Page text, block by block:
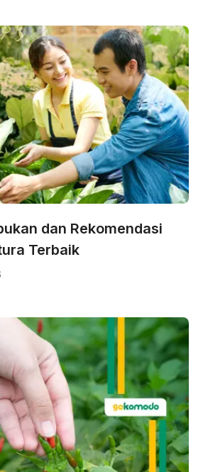
dan Rekomendasi
Terbaik